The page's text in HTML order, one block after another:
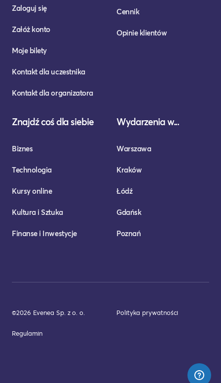
Zaloguj się
Załóż konto
Moje bilety
Kontakt dla uczestnika
Kontakt dla organizatora
Cennik
Opinie klientów
Znajdź coś dla siebie
Biznes
Technologia
Kursy online
Kultura i Sztuka
Finanse i Inwestycje
Wydarzenia w...
Warszawa
Kraków
Łódź
Gdańsk
Poznań
©2026 Evenea Sp. z o. o. Polityka prywatności
Regulamin